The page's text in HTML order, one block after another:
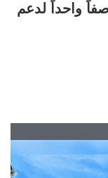
واحداً لدعم